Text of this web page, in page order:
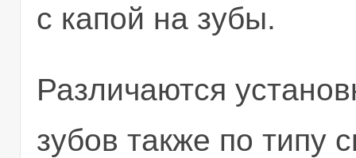
с капой на зубы.
Различаются
зубов также по типу